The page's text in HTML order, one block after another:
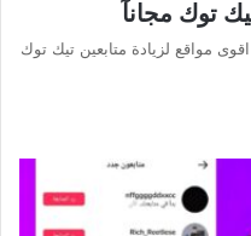
توك مجانآ
مواقع لزيادة متابعين تيك توك